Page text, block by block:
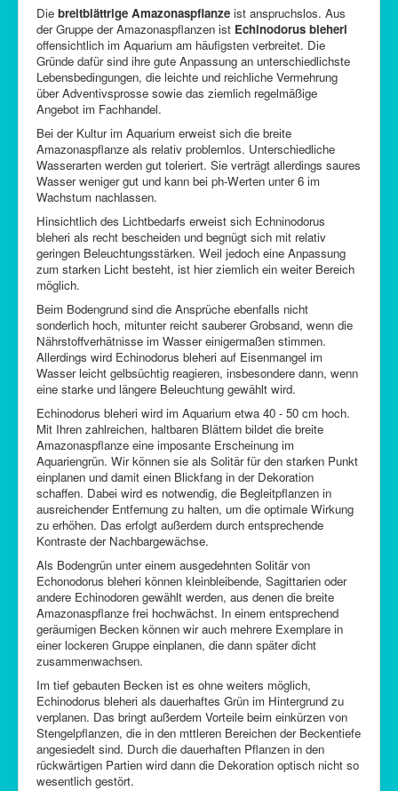
Die breitblättrige Amazonaspflanze ist anspruchslos. Aus
der Gruppe der Amazonaspflanzen ist Echinodorus bleheri
offensichtlich im Aquarium am häufigsten verbreitet. Die
Gründe dafür sind ihre gute Anpassung an unterschiedlichste
Lebensbedingungen, die leichte und reichliche Vermehrung
über Adventivsprosse sowie das ziemlich regelmäßige
Angebot im Fachhandel.
Bei der Kultur im Aquarium erweist sich die breite
Amazonaspflanze als relativ problemlos. Unterschiedliche
Wasserarten werden gut toleriert. Sie verträgt allerdings saures
Wasser weniger gut und kann bei ph-Werten unter 6 im
Wachstum nachlassen.
Hinsichtlich des Lichtbedarfs erweist sich Echninodorus
bleheri als recht bescheiden und begnügt sich mit relativ
geringen Beleuchtungsstärken. Weil jedoch eine Anpassung
zum starken Licht besteht, ist hier ziemlich ein weiter Bereich
möglich.
Beim Bodengrund sind die Ansprüche ebenfalls nicht
sonderlich hoch, mitunter reicht sauberer Grobsand, wenn die
Nährstoffverhätnisse im Wasser einigermaßen stimmen.
Allerdings wird Echinodorus bleheri auf Eisenmangel im
Wasser leicht gelbsüchtig reagieren, insbesondere dann, wenn
eine starke und längere Beleuchtung gewählt wird.
Echinodorus bleheri wird im Aquarium etwa 40 - 50 cm hoch.
Mit Ihren zahlreichen, haltbaren Blättern bildet die breite
Amazonaspflanze eine imposante Erscheinung im
Aquariengrün. Wir können sie als Solitär für den starken Punkt
einplanen und damit einen Blickfang in der Dekoration
schaffen. Dabei wird es notwendig, die Begleitpflanzen in
ausreichender Entfernung zu halten, um die optimale Wirkung
zu erhöhen. Das erfolgt außerdem durch entsprechende
Kontraste der Nachbargewächse.
Als Bodengrün unter einem ausgedehnten Solitär von
Echonodorus bleheri können kleinbleibende, Sagittarien oder
andere Echinodoren gewählt werden, aus denen die breite
Amazonaspflanze frei hochwächst. In einem entsprechend
geräumigen Becken können wir auch mehrere Exemplare in
einer lockeren Gruppe einplanen, die dann später dicht
zusammenwachsen.
Im tief gebauten Becken ist es ohne weiters möglich,
Echinodorus bleheri als dauerhaftes Grün im Hintergrund zu
verplanen. Das bringt außerdem Vorteile beim einkürzen von
Stengelpflanzen, die in den mttleren Bereichen der Beckentiefe
angesiedelt sind. Durch die dauerhaften Pflanzen in den
rückwärtigen Partien wird dann die Dekoration optisch nicht so
wesentlich gestört.